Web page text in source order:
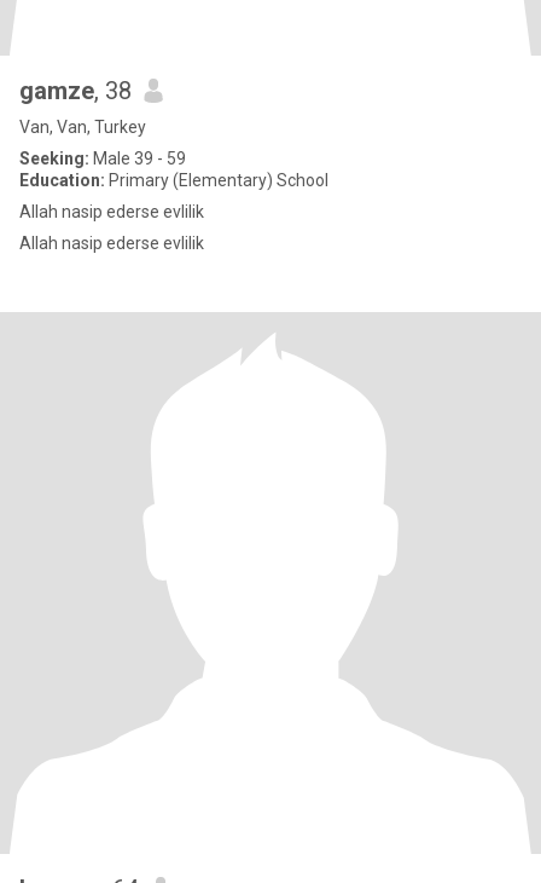
gamze, 38
Van, Van, Turkey
Seeking: Male 39 - 59
Education: Primary (Elementary) School
Allah nasip ederse evlilik
Allah nasip ederse evlilik